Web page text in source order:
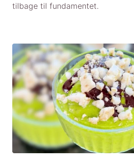
tilbage til fundamentet.